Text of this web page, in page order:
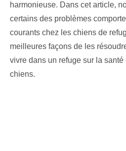
harmonieuse. Dans cet article,
certains des problèmes
courants chez les chiens de
meilleures façons de les
vivre dans un refuge sur la
chiens.